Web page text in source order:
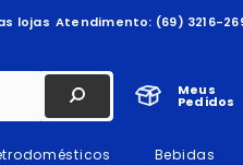
lojas Atendimento: (69) 3216-
Meus
Pedidos
Bebidas